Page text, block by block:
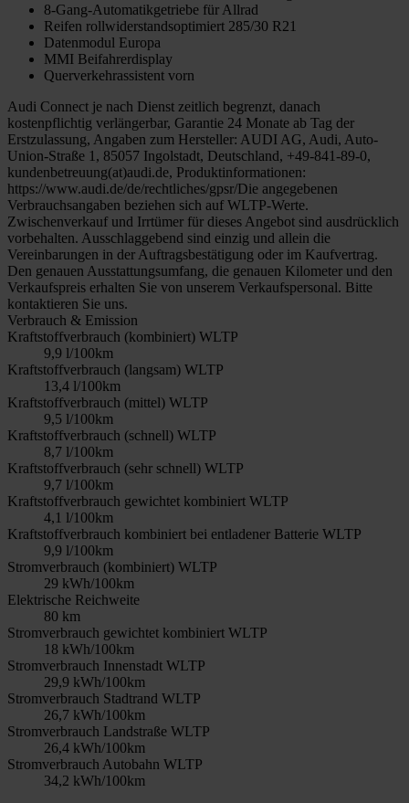
8-Gang-Automatikgetriebe für Allrad
Reifen rollwiderstandsoptimiert 285/30 R21
Datenmodul Europa
MMI Beifahrerdisplay
Querverkehrassistent vorn
Audi Connect je nach Dienst zeitlich begrenzt, danach
kostenpflichtig verlängerbar, Garantie 24 Monate ab Tag der
Erstzulassung, Angaben zum Hersteller: AUDI AG, Audi, Auto-
Union-Straße 1, 85057 Ingolstadt, Deutschland, +49-841-89-0,
kundenbetreuung(at)audi.de, Produktinformationen:
https://www.audi.de/de/rechtliches/gpsr/Die angegebenen
Verbrauchsangaben beziehen sich auf WLTP-Werte.
Zwischenverkauf und Irrtümer für dieses Angebot sind ausdrücklich
vorbehalten. Ausschlaggebend sind einzig und allein die
Vereinbarungen in der Auftragsbestätigung oder im Kaufvertrag.
Den genauen Ausstattungsumfang, die genauen Kilometer und den
Verkaufspreis erhalten Sie von unserem Verkaufspersonal. Bitte
kontaktieren Sie uns.
Verbrauch & Emission
Kraftstoffverbrauch (kombiniert) WLTP
9,9 l/100km
Kraftstoffverbrauch (langsam) WLTP
13,4 l/100km
Kraftstoffverbrauch (mittel) WLTP
9,5 l/100km
Kraftstoffverbrauch (schnell) WLTP
8,7 l/100km
Kraftstoffverbrauch (sehr schnell) WLTP
9,7 l/100km
Kraftstoffverbrauch gewichtet kombiniert WLTP
4,1 l/100km
Kraftstoffverbrauch kombiniert bei entladener Batterie WLTP
9,9 l/100km
Stromverbrauch (kombiniert) WLTP
29 kWh/100km
Elektrische Reichweite
80 km
Stromverbrauch gewichtet kombiniert WLTP
18 kWh/100km
Stromverbrauch Innenstadt WLTP
29,9 kWh/100km
Stromverbrauch Stadtrand WLTP
26,7 kWh/100km
Stromverbrauch Landstraße WLTP
26,4 kWh/100km
Stromverbrauch Autobahn WLTP
34,2 kWh/100km